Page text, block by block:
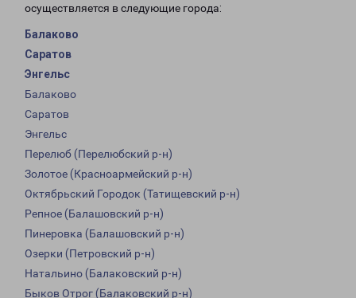
осуществляется в следующие города:
Балаково
Саратов
Энгельс
Балаково
Саратов
Энгельс
Перелюб (Перелюбский р-н)
Золотое (Красноармейский р-н)
Октябрьский Городок (Татищевский р-н)
Репное (Балашовский р-н)
Пинеровка (Балашовский р-н)
Озерки (Петровский р-н)
Натальино (Балаковский р-н)
Быков Отрог (Балаковский р-н)